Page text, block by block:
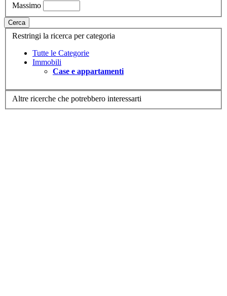
Massimo
Cerca
Restringi la ricerca per categoria
Tutte le Categorie
Immobili
Case e appartamenti
Altre ricerche che potrebbero interessarti